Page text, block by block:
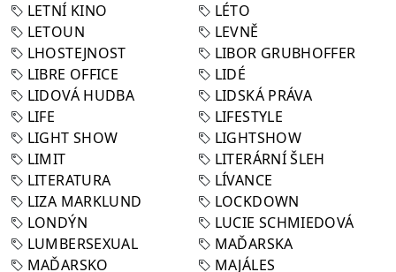
LETNÍ KINO
LÉTO
LETOUN
LEVNĚ
LHOSTEJNOST
LIBOR GRUBHOFFER
LIBRE OFFICE
LIDÉ
LIDOVÁ HUDBA
LIDSKÁ PRÁVA
LIFE
LIFESTYLE
LIGHT SHOW
LIGHTSHOW
LIMIT
LITERÁRNÍ ŠLEH
LITERATURA
LÍVANCE
LIZA MARKLUND
LOCKDOWN
LONDÝN
LUCIE SCHMIEDOVÁ
LUMBERSEXUAL
MAĎARSKA
MAĎARSKO
MAJÁLES